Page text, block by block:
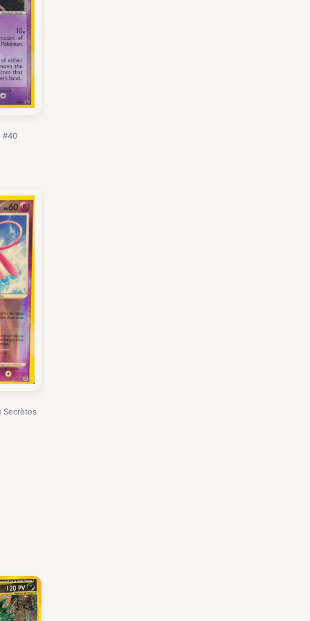
#40
Secrètes